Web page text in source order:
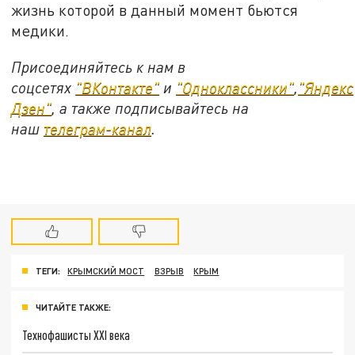
жизнь которой в данный момент бьются
медики.
Присоединяйтесь к нам в
соцсетях "ВКонтакте" и "Одноклассники", "Яндекс
Дзен", а также подписывайтесь на
наш телеграм-канал.
ТЕГИ: КРЫМСКИЙ МОСТ ВЗРЫВ КРЫМ
ЧИТАЙТЕ ТАКЖЕ:
Технофашисты XXI века